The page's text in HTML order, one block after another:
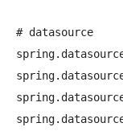
# datasource